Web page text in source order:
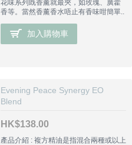
花味系列既香薰就最夾，如玫瑰、廣藿
香等。當然香薰香水唔止有香味咁簡單..
加入購物車
Evening Peace Synergy EO
Blend
HK$138.00
產品介紹 : 複方精油是指混合兩種或以上